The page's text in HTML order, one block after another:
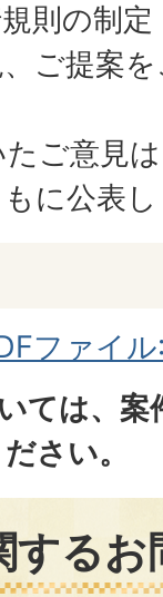
則の制
ご提案
ご意見
に公表
ファイ
ては、案
さい。
する